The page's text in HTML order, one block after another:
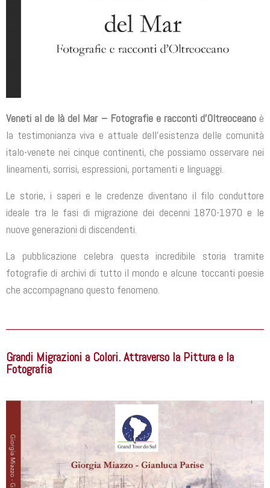
Veneti al de là del Mar – Fotografie e racconti d’Oltreoceanoè
la testimonianza viva e at­tuale dell’esistenza delle comunità
italo-venete nei cinque continenti, che possiamo osserva­re nei
lineamenti, sorrisi, espressio­ni, portamenti e linguaggi.
Le storie, i saperi e le credenze diventano il filo conduttore
ideale tra le fasi di migrazione dei decenni 1870-1970 e le
nuove generazioni di discendenti.
La pubblicazione celebra questa incredibile storia tramite
fotografie di archivi di tutto il mondo e alcune toccanti poesie
che accompagnano questo fenomeno.
Grandi Migrazioni a Colori. Attraverso la Pittura e la
Fotografia